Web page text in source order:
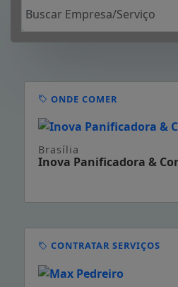
ONDE COMER
Brasília
Inova Panificadora &
CONTRATAR SERVIÇOS